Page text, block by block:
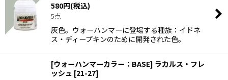
580円(税込)
5点
灰色。ウォーハンマーに登場する種族：イドネ
ス・ディープキンのために開発された色。
[ウォーハンマーカラー：BASE] ラカルス・フレ
ッシュ [21-27]